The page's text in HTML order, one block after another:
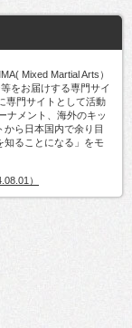
Mixed Martial Arts）
をお届けする専門サイ
専門サイトとして活動
ナメント、海外のキッ
ら日本国内で余り目
知ることになる」をモ
）